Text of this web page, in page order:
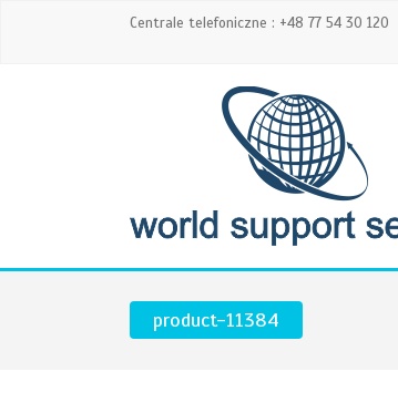
Centrale telefoniczne : +48 77 54 30 120
product-11384